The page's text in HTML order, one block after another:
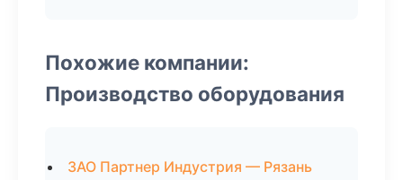
Похожие компании:
Производство оборудования
ЗАО Партнер Индустрия — Рязань